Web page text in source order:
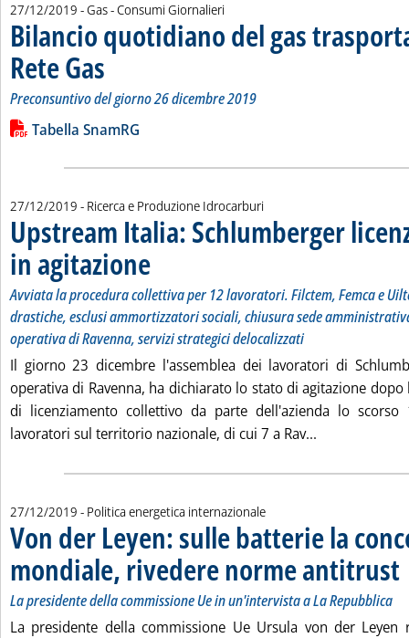
27/12/2019 - Gas - Consumi Giornalieri
Bilancio quotidiano del gas
Rete Gas . Sottotitolo: Preconsuntivo del giorno 26 dicembre 2019
. Pubblicata venerdì 27 dicembre 2019 alle 12.28.
Preconsuntivo del giorno 26 dicembre 2019
Leggi tutta la notizia: 'Bilancio quotidiano del gas
Lista allegati PDF alla notizia
Tabella SnamRG
27/12/2019 - Ricerca e Produzione Idrocarburi
Upstream Italia: Schlumberger
in agitazione . Sottotitolo: Avviata la procedura collettiva per 12
. Pubblicata venerdì 27 dicembre 2019 alle 12.19.
Avviata la procedura collettiva per 12 lavoratori. Filctem, Femca e
drastiche, esclusi ammortizzatori sociali, chiusura sede
operativa di Ravenna, servizi strategici delocalizzati
Il giorno 23 dicembre l'assemblea dei lavoratori di
operativa di Ravenna, ha dichiarato lo stato di agitazione
di licenziamento collettivo da parte dell'azienda lo
lavoratori sul territorio nazionale, di cui 7 a Rav...
27/12/2019 - Politica energetica internazionale
Von der Leyen: sulle batterie la
mondiale, rivedere norme antitrust
La presidente della commissione Ue in un'intervista a La Repubblica
La presidente della commissione Ue Ursula von der Leyen